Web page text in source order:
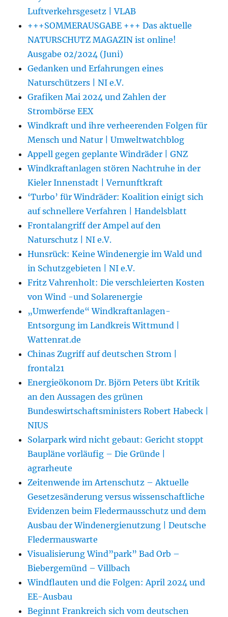
Luftverkehrsgesetz | VLAB
+++SOMMERAUSGABE +++ Das aktuelle
NATURSCHUTZ MAGAZIN ist online!
Ausgabe 02/2024 (Juni)
Gedanken und Erfahrungen eines
Naturschützers | NI e.V.
Grafiken Mai 2024 und Zahlen der
Strombörse EEX
Windkraft und ihre verheerenden Folgen für
Mensch und Natur | Umweltwatchblog
Appell gegen geplante Windräder | GNZ
Windkraftanlagen stören Nachtruhe in der
Kieler Innenstadt | Vernunftkraft
‘Turbo’ für Windräder: Koalition einigt sich
auf schnellere Verfahren | Handelsblatt
Frontalangriff der Ampel auf den
Naturschutz | NI e.V.
Hunsrück: Keine Windenergie im Wald und
in Schutzgebieten | NI e.V.
Fritz Vahrenholt: Die verschleierten Kosten
von Wind -und Solarenergie
„Umwerfende“ Windkraftanlagen-
Entsorgung im Landkreis Wittmund |
Wattenrat.de
Chinas Zugriff auf deutschen Strom |
frontal21
Energieökonom Dr. Björn Peters übt Kritik
an den Aussagen des grünen
Bundeswirtschaftsministers Robert Habeck |
NIUS
Solarpark wird nicht gebaut: Gericht stoppt
Baupläne vorläufig – Die Gründe |
agrarheute
Zeitenwende im Artenschutz – Aktuelle
Gesetzesänderung versus wissenschaftliche
Evidenzen beim Fledermausschutz und dem
Ausbau der Windenergienutzung | Deutsche
Fledermauswarte
Visualisierung Wind”park” Bad Orb –
Biebergemünd – Villbach
Windflauten und die Folgen: April 2024 und
EE-Ausbau
Beginnt Frankreich sich vom deutschen